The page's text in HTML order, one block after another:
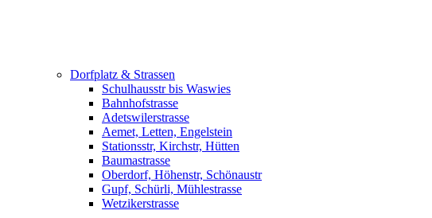
Dorfplatz & Strassen
Schulhausstr bis Waswies
Bahnhofstrasse
Adetswilerstrasse
Aemet, Letten, Engelstein
Stationsstr, Kirchstr, Hütten
Baumastrasse
Oberdorf, Höhenstr, Schönaustr
Gupf, Schürli, Mühlestrasse
Wetzikerstrasse